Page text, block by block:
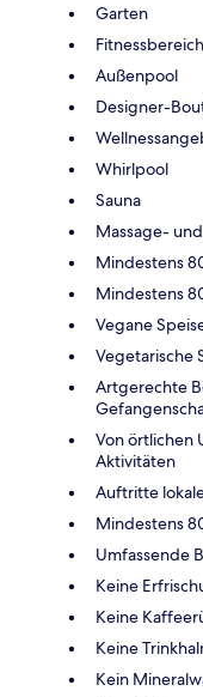
Garten
Fitnessbereich
Außenpool
Designer-
Whirlpool
Sauna
Massage-
Mindestens
Mindestens
Vegane
Vegetarische
Artgerechte
Von örtlichen
Aktivitäten
Auftritte
Mindestens
Umfassende
Keine
Keine
Keine
Kein